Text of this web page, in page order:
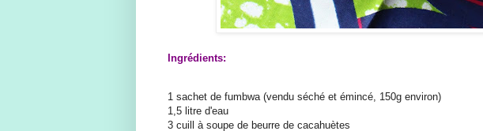
Ingrédients:
1 sachet de fumbwa (vendu séché et émincé, 150g environ)
1,5 litre d'eau
3 cuill à soupe de beurre de cacahuètes